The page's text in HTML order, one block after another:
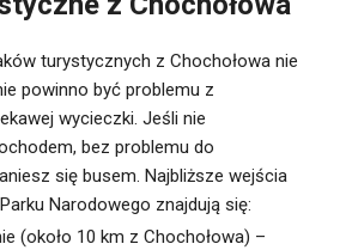
turystycznych z Chochołowa nie
powinno być problemu z
wycieczki. Jeśli nie
bez problemu do
się busem. Najbliższe wejścia
Narodowego znajdują się:
(około 10 km z Chochołowa) –